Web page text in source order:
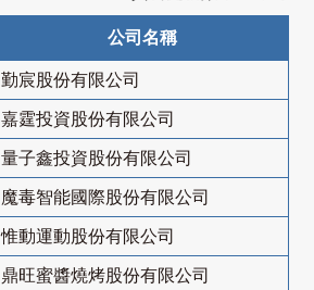
公司名稱
勤宸股份有限公司
嘉霆投資股份有限公司
量子鑫投資股份有限公司
魔毒智能國際股份有限公司
惟動運動股份有限公司
鼎旺蜜醬燒烤股份有限公司